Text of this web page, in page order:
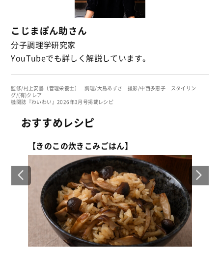
こじまぽん助さん
分子調理学研究家
YouTubeでも詳しく解説しています。
監修/村上安曇（管理栄養士） 調理/大島あずさ 撮影/中西多恵子 スタイリン
グ/(有)クレア
機関誌『わいわい』2026年3月号掲載レシピ
おすすめレシピ
【きのこの炊きこみごはん】